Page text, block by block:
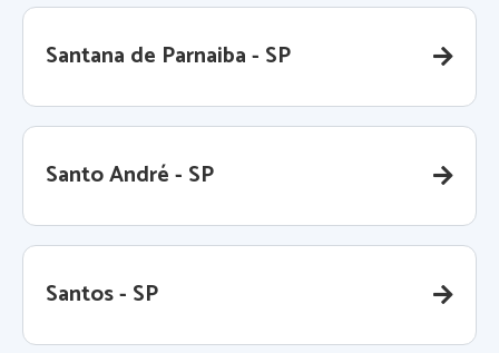
Santana de Parnaiba - SP
Santo André - SP
Santos - SP